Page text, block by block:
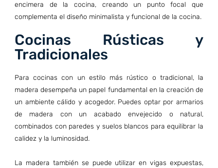
encimera de la cocina, creando un punto focal que
complementa el diseño minimalista y funcional de la cocina.
Cocinas Rústicas y
Tradicionales
Para cocinas con un estilo más rústico o tradicional, la
madera desempeña un papel fundamental en la creación de
un ambiente cálido y acogedor. Puedes optar por armarios
de madera con un acabado envejecido o natural,
combinados con paredes y suelos blancos para equilibrar la
calidez y la luminosidad.
La madera también se puede utilizar en vigas expuestas,